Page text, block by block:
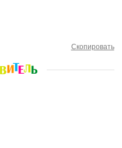
Скопировать